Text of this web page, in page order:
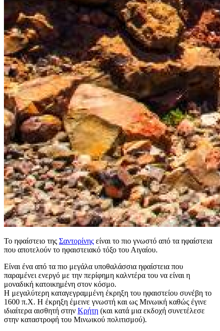
Το ηφαίστειο της Σαντορίνης είναι το πιο γνωστό από τα ηφαίστεια
που αποτελούν το ηφαιστειακό τόξο του Αιγαίου.
Είναι ένα από τα πιο μεγάλα υποθαλάσσια ηφαίστεια που
παραμένει ενεργό με την περίφημη καλντέρα του να είναι η
μοναδική κατοικημένη στον κόσμο.
Η μεγαλύτερη καταγεγραμμένη έκρηξη του ηφαιστείου συνέβη το
1600 π.Χ. Η έκρηξη έμεινε γνωστή και ως Μινωική καθώς έγινε
ιδιαίτερα αισθητή στην Κρήτη (και κατά μια εκδοχή συνετέλεσε
στην καταστροφή του Μινωικού πολιτισμού).